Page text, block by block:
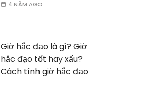
4 NĂM AGO
Giờ hắc đạo là gì? Giờ
hắc đạo tốt hay xấu?
Cách tính giờ hắc đạo